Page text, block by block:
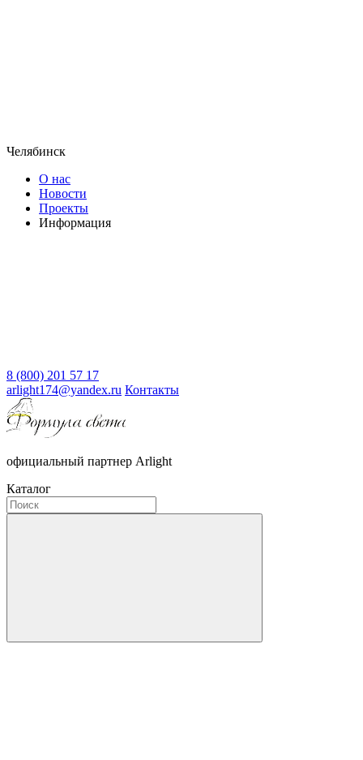
Челябинск
О нас
Новости
Проекты
Информация
8 (800) 201 57 17
arlight174@yandex.ru Контакты
официальный партнер Arlight
Каталог